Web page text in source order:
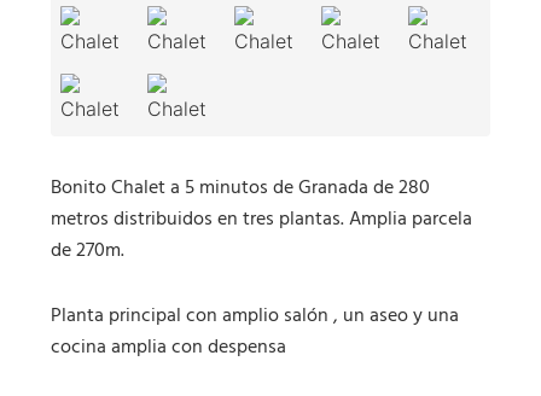
Bonito Chalet a 5 minutos de Granada de 280
metros distribuidos en tres plantas. Amplia parcela
de 270m.
Planta principal con amplio salón , un aseo y una
cocina amplia con despensa